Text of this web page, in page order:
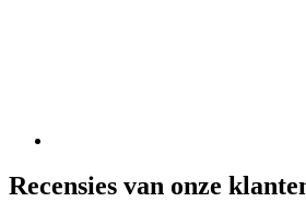
Recensies van onze